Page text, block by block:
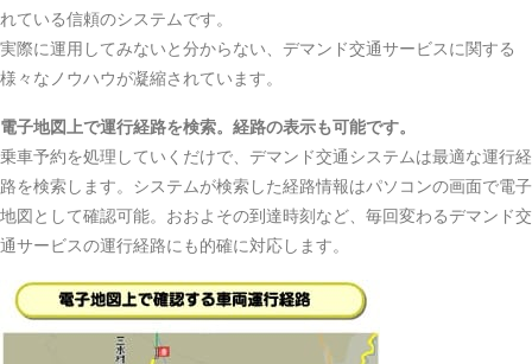
れている信頼のシステムです。
実際に運用してみないと分からない、デマンド交通サービスに関する
様々なノウハウが凝縮されています。
電子地図上で運行経路を検索。経路の表示も可能です。
乗車予約を処理していくだけで、デマンド交通システムは最適な運行経
路を検索します。システムが検索した経路情報はパソコンの画面で電子
地図として確認可能。おおよその到達時刻など、毎回変わるデマンド交
通サービスの運行経路にも的確に対応します。